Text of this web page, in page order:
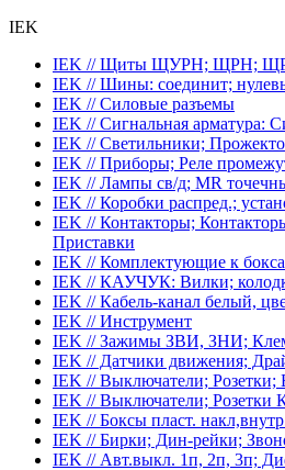
IEK
IEK // Щиты ЩУРН; ЩРН;
IEK // Шины: соединит;
IEK // Силовые разъемы
IEK // Сигнальная арматура:
IEK // Светильники;
IEK // Приборы; Реле
IEK // Лампы св/д; MR
IEK // Коробки распред.;
IEK // Контакторы;
Приставки
IEK // Комплектующие к
IEK // КАУЧУК: Вилки;
IEK // Кабель-канал белый,
IEK // Инструмент
IEK // Зажимы ЗВИ, ЗНИ;
IEK // Датчики движения;
IEK // Выключатели;
IEK // Выключатели;
IEK // Боксы пласт.
IEK // Бирки; Дин-рейки;
IEK // Авт.выкл. 1п, 2п, 3п;